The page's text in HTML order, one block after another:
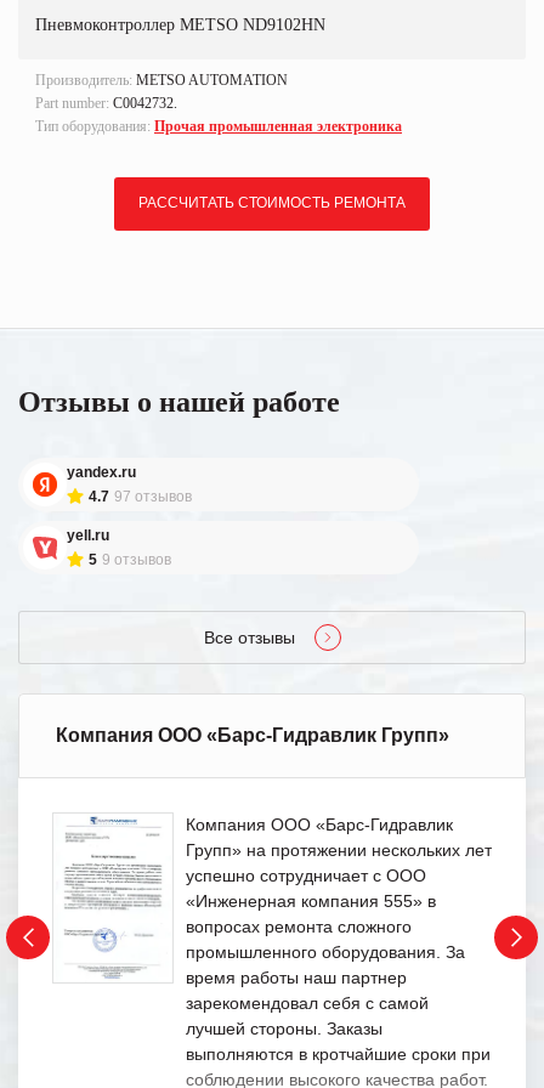
Пневмоконтроллер METSO ND9102HN
Производитель: METSO AUTOMATION
Part number: С0042732.
Тип оборудования: Прочая промышленная электроника
РАССЧИТАТЬ СТОИМОСТЬ РЕМОНТА
Отзывы о нашей работе
yandex.ru
4.7 97 отзывов
yell.ru
5 9 отзывов
Все отзывы
Компания ООО «Барс-Гидравлик Групп»
Компания ООО «Барс-Гидравлик
Групп» на протяжении нескольких лет
успешно сотрудничает с ООО
«Инженерная компания 555» в
вопросах ремонта сложного
промышленного оборудования. За
время работы наш партнер
зарекомендовал себя с самой
лучшей стороны. Заказы
выполняются в кротчайшие сроки при
соблюдении высокого качества работ.